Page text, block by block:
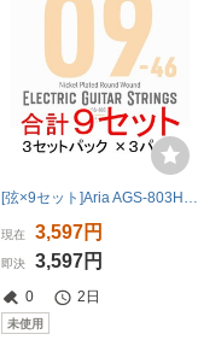
[弦×9セット]Aria AGS-803HB×3パック(計9セット) 送料無料！ポストに投函・エレキ弦3セットパック×3
現在 3,597円
即決 3,597円
0 2日
未使用